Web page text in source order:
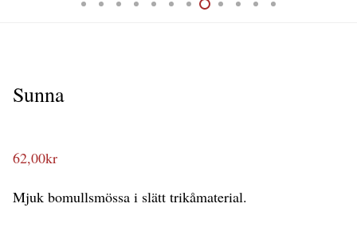
Sunna
62,00kr
Mjuk bomullsmössa i slätt trikåmaterial.